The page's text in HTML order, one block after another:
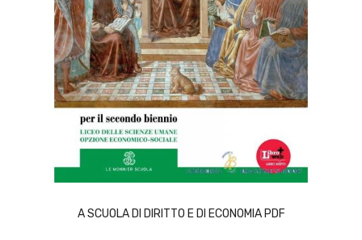
A SCUOLA DI DIRITTO E DI ECONOMIA PDF